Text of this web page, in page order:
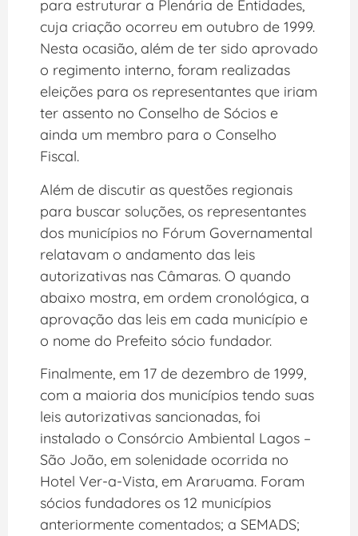
para estruturar a Plenária de Entidades,
cuja criação ocorreu em outubro de 1999.
Nesta ocasião, além de ter sido aprovado
o regimento interno, foram realizadas
eleições para os representantes que iriam
ter assento no Conselho de Sócios e
ainda um membro para o Conselho
Fiscal.
Além de discutir as questões regionais
para buscar soluções, os representantes
dos municípios no Fórum Governamental
relatavam o andamento das leis
autorizativas nas Câmaras. O quando
abaixo mostra, em ordem cronológica, a
aprovação das leis em cada município e
o nome do Prefeito sócio fundador.
Finalmente, em 17 de dezembro de 1999,
com a maioria dos municípios tendo suas
leis autorizativas sancionadas, foi
instalado o Consórcio Ambiental Lagos –
São João, em solenidade ocorrida no
Hotel Ver-a-Vista, em Araruama. Foram
sócios fundadores os 12 municípios
anteriormente comentados; a SEMADS;